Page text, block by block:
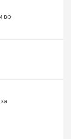
во